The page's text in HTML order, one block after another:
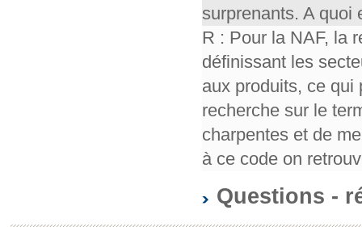
surprenants. A quoi
R : Pour la NAF, la
définissant les
aux produits, ce qui
recherche sur le
charpentes et de
à ce code on
Questions -